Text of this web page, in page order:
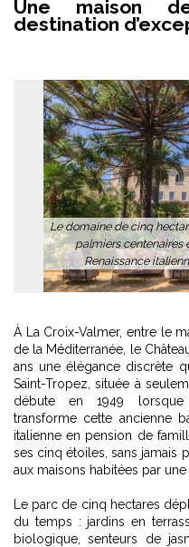
Une maison
destination
Le domaine de cinq
palmiers centenaires
Renaissance
À La Croix-Valmer, entre le
de la Méditerranée, le
ans une élégance discrète
Saint-Tropez, située à
débute en 1949 lorsque
transforme cette ancienne
italienne en pension de
ses cinq étoiles, sans jamais
aux maisons habitées par
Le parc de cinq hectares
du temps : jardins en
biologique, senteurs de